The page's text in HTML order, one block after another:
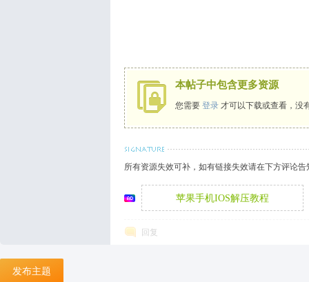
本帖子中包含更多资源
您需要 登录 才可以下载或查看，没
所有资源失效可补，如有链接失效请在下方评论
苹果手机IOS解压教程
回复
发布主题